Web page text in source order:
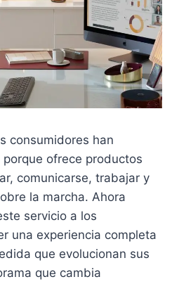
consumidores han
ofrece productos
comunicarse, trabajar y
la marcha. Ahora
servicio a los
una experiencia completa
que evolucionan sus
que cambia